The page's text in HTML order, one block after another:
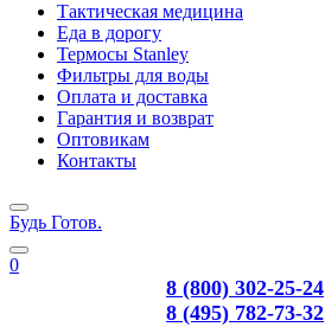
Тактическая медицина
Еда в дорогу
Термосы Stanley
Фильтры для воды
Оплата и доставка
Гарантия и возврат
Оптовикам
Контакты
Будь Готов.
0
8 (800) 302-25-24
8 (495) 782-73-32